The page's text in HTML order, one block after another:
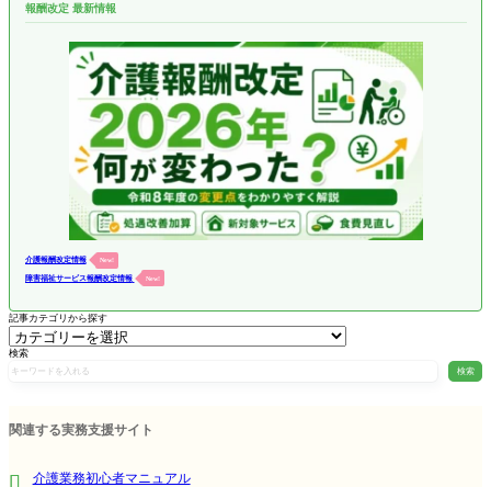
報酬改定 最新情報
介護報酬改定情報 New!
障害福祉サービス報酬改定情報 New!
記事カテゴリから探す
検索
検索
関連する実務支援サイト
介護業務初心者マニュアル